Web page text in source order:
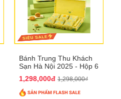
Bánh Trung Thu Khách
Sạn Hà Nội 2025 - Hộp 6
1,298,000đ 1,298,000₫